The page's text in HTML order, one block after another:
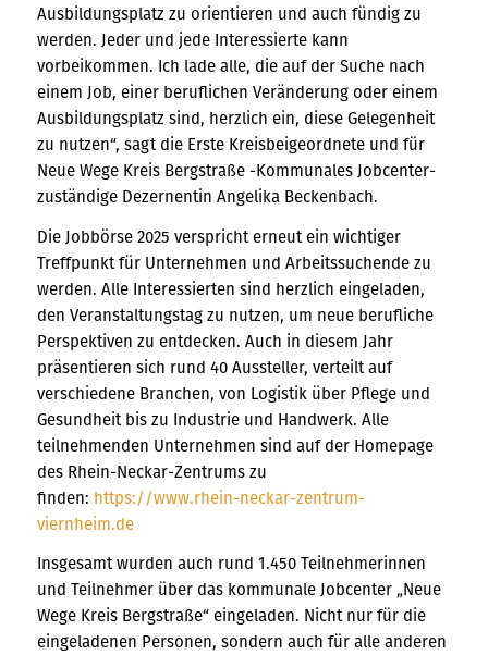
Ausbildungsplatz zu orientieren und auch fündig zu
werden. Jeder und jede Interessierte kann
vorbeikommen. Ich lade alle, die auf der Suche nach
einem Job, einer beruflichen Veränderung oder einem
Ausbildungsplatz sind, herzlich ein, diese Gelegenheit
zu nutzen“, sagt die Erste Kreisbeigeordnete und für
Neue Wege Kreis Bergstraße -Kommunales Jobcenter-
zuständige Dezernentin Angelika Beckenbach.
Die Jobbörse 2025 verspricht erneut ein wichtiger
Treffpunkt für Unternehmen und Arbeitssuchende zu
werden. Alle Interessierten sind herzlich eingeladen,
den Veranstaltungstag zu nutzen, um neue berufliche
Perspektiven zu entdecken. Auch in diesem Jahr
präsentieren sich rund 40 Aussteller, verteilt auf
verschiedene Branchen, von Logistik über Pflege und
Gesundheit bis zu Industrie und Handwerk. Alle
teilnehmenden Unternehmen sind auf der Homepage
des Rhein-Neckar-Zentrums zu
finden: https://www.rhein-neckar-zentrum-
viernheim.de
Insgesamt wurden auch rund 1.450 Teilnehmerinnen
und Teilnehmer über das kommunale Jobcenter „Neue
Wege Kreis Bergstraße“ eingeladen. Nicht nur für die
eingeladenen Personen, sondern auch für alle anderen